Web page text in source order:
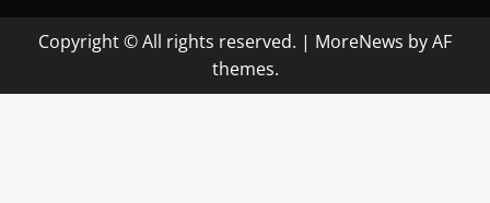
Copyright © All rights reserved. | MoreNews by AF
themes.